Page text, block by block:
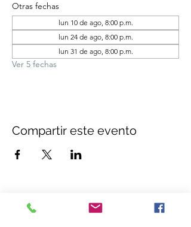
Otras fechas
lun 10 de ago, 8:00 p.m.
lun 24 de ago, 8:00 p.m.
lun 31 de ago, 8:00 p.m.
Ver 5 fechas
Compartir este evento